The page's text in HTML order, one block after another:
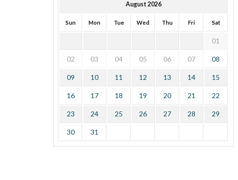
August 2026
Sun Mon Tue Wed Thu Fri Sat
01
02 03 04 05 06 07 08
09 10 11 12 13 14 15
16 17 18 19 20 21 22
23 24 25 26 27 28 29
30 31